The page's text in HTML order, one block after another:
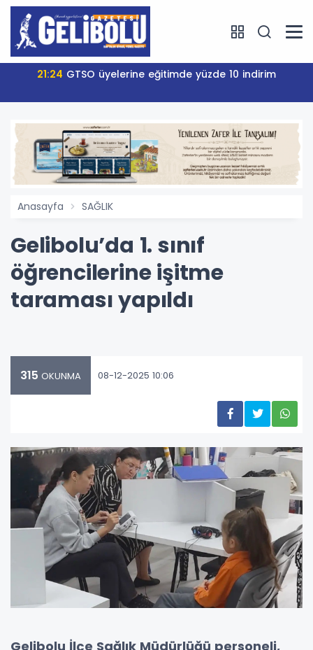
21:24 GTSO üyelerine eğitimde yüzde 10 indirim
Anasayfa SAĞLIK
Gelibolu’da 1. sınıf
öğrencilerine işitme
taraması yapıldı
315 OKUNMA 08-12-2025 10:06
Gelibolu İlçe Sağlık Müdürlüğü personeli,